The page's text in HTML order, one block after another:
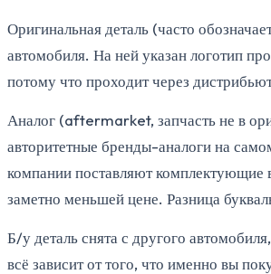
Оригинальная деталь (часто
автомобиля. На ней указан логотип
потому что проходит через
Аналог (aftermarket, запчасть не в
авторитетные бренды-аналоги на
компании поставляют комплектующие
заметно меньшей цене. Разница
Б/у деталь снята с другого
всё зависит от того, что именно вы